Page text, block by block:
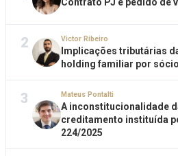
Contrato PJ e pedido de
2 Victor Ribeiro
Implicações tributárias
holding familiar por sócio
3 Mateus Pontalti
A inconstitucionalidade
creditamento instituída
224/2025